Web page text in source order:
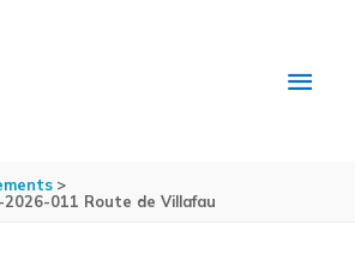
011 Route de Villafau